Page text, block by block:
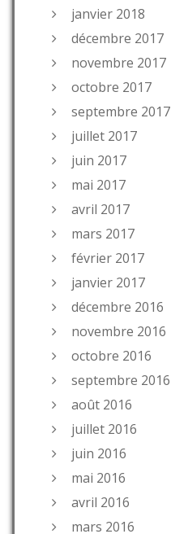
janvier 2018
décembre 2017
novembre 2017
octobre 2017
septembre 2017
juillet 2017
juin 2017
mai 2017
avril 2017
mars 2017
février 2017
janvier 2017
décembre 2016
novembre 2016
octobre 2016
septembre 2016
août 2016
juillet 2016
juin 2016
mai 2016
avril 2016
mars 2016